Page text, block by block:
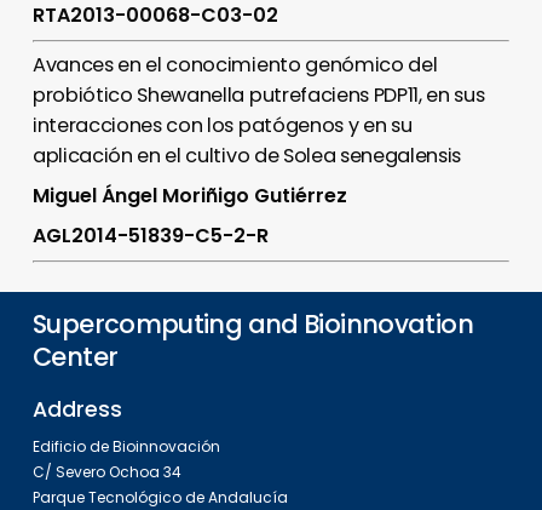
RTA2013-00068-C03-02
Avances en el conocimiento genómico del
probiótico Shewanella putrefaciens PDP11, en sus
interacciones con los patógenos y en su
aplicación en el cultivo de Solea senegalensis
Miguel Ángel Moriñigo Gutiérrez
AGL2014-51839-C5-2-R
Supercomputing and Bioinnovation
Center
Address
Edificio de Bioinnovación
C/ Severo Ochoa 34
Parque Tecnológico de Andalucía